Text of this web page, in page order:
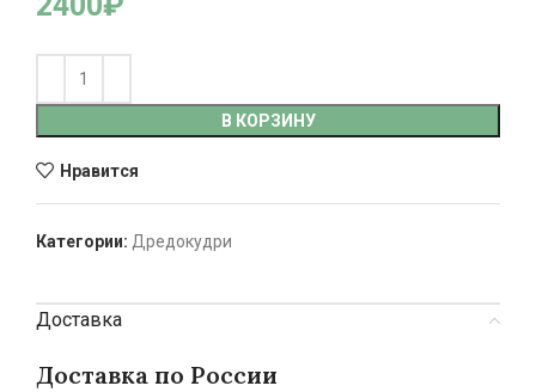
В КОРЗИНУ
Нравится
Категории: Дредокудри
Доставка
Доставка по России